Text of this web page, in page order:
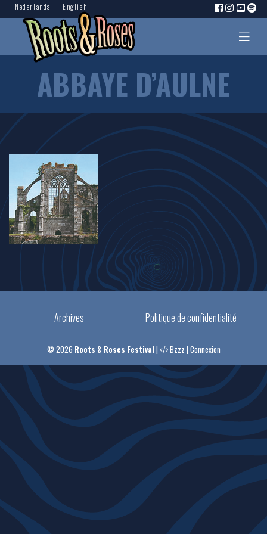
Nederlands English
ABBAYE D’AULNE
Archives Politique de confidentialité
© 2026 Roots & Roses Festival | Bzzz | Connexion